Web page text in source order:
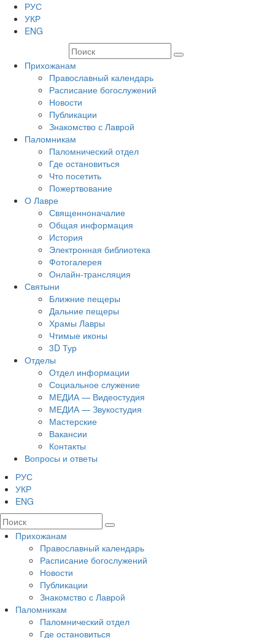
РУС
УКР
ENG
Прихожанам
Православный календарь
Расписание богослужений
Новости
Публикации
Знакомство с Лаврой
Паломникам
Паломнический отдел
Где остановиться
Что посетить
Пожертвование
О Лавре
Священноначалие
Общая информация
История
Электронная библиотека
Фотогалерея
Онлайн-трансляция
Святыни
Ближние пещеры
Дальние пещеры
Храмы Лавры
Чтимые иконы
3D Тур
Отделы
Отдел информации
Социальное служение
МЕДИА — Видеостудия
МЕДИА — Звукостудия
Мастерские
Вакансии
Контакты
Вопросы и ответы
РУС
УКР
ENG
Прихожанам
Православный календарь
Расписание богослужений
Новости
Публикации
Знакомство с Лаврой
Паломникам
Паломнический отдел
Где остановиться